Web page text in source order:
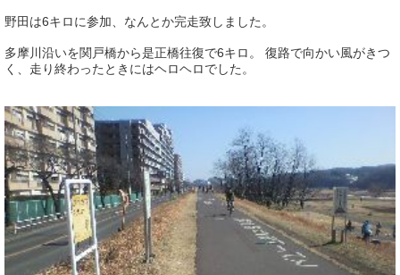
野田は6キロに参加、なんとか完走致しました。
多摩川沿いを関戸橋から是正橋往復で6キロ。 復路で向かい風がきつ
く、走り終わったときにはヘロヘロでした。